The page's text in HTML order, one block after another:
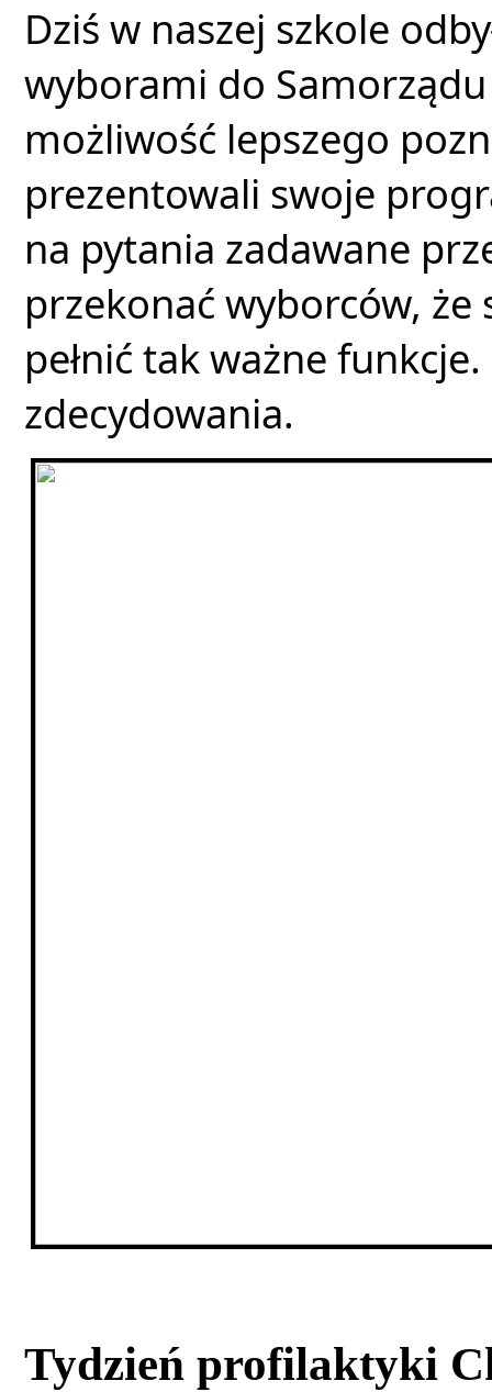
Dziś w naszej szkole
wyborami do
możliwość lepszego
prezentowali swoje
na pytania zadawane
przekonać wyborców,
pełnić tak ważne
zdecydowania.
Tydzień profilaktyki